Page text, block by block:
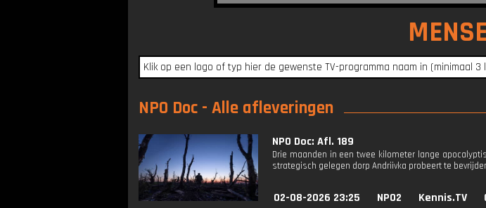
NPO Doc - Alle afleveringen
NPO Doc: Afl. 189
Drie maanden in een twee kilometer lange
strategisch gelegen dorp Andriivka probeert te
02-08-2026 23:25 NPO2 Kennis.TV